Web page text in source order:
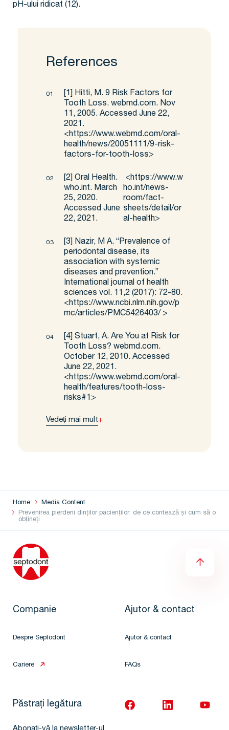
pH-ului ridicat (12).
References
[1]
Hitti, M. 9 Risk Factors for
Tooth Loss. webmd.com. Nov
11, 2005. Accessed June 22,
2021.
<https://www.webmd.com/oral-
health/news/20051111/9-risk-
factors-for-tooth-loss>
[2] Oral Health.
who.int. March
25, 2020.
Accessed June
22, 2021.
<https://www.w
ho.int/news-
room/fact-
sheets/detail/or
al-health>
[3]
Nazir, M A. “Prevalence of
periodontal disease, its
association with systemic
diseases and prevention.”
International journal of health
sciences vol. 11,2 (2017): 72-80.
<https://www.ncbi.nlm.nih.gov/p
mc/articles/PMC5426403/ >
[4] Stuart, A. Are You at Risk for
Tooth Loss? webmd.com.
October 12, 2010. Accessed
June 22, 2021.
<https://www.webmd.com/oral-
health/features/tooth-loss-
risks#1>
Vedeți mai mult
Home
Media Content
Prevenirea pierderii dinților pacienților: de ce contează și cum să o
obțineți
Companie
Despre Septodont
Cariere
Ajutor & contact
Ajutor & contact
FAQs
Păstrați legătura